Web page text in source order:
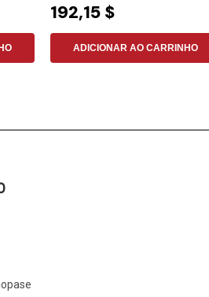
192,15 $
ADICIONAR AO CARRINHO